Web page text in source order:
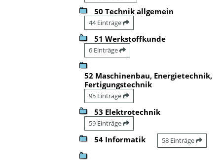
50 Technik allgemein
44 Einträge
51 Werkstoffkunde
6 Einträge
52 Maschinenbau, Energietechnik,
Fertigungstechnik
95 Einträge
53 Elektrotechnik
59 Einträge
54 Informatik 58 Einträge